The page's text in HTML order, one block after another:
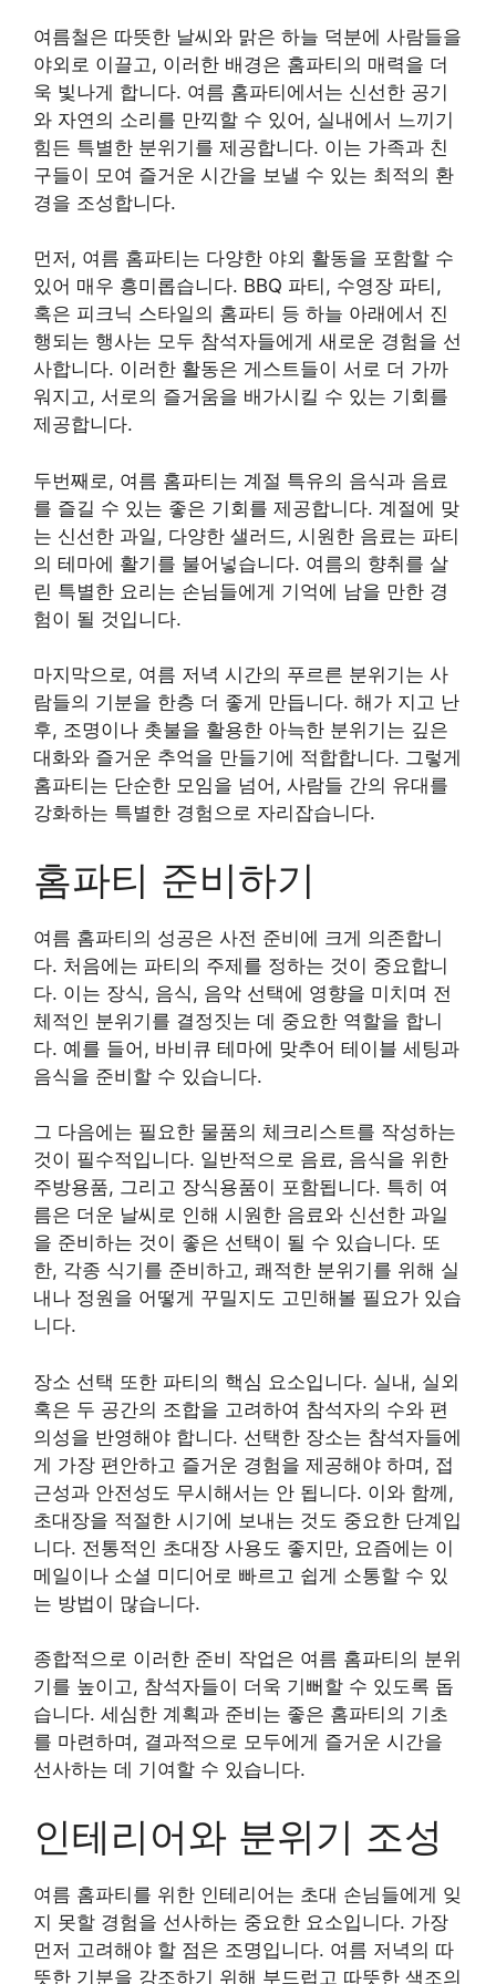
여름철은 따뜻한 날씨와 맑은 하늘 덕분에 사람들을
야외로 이끌고, 이러한 배경은 홈파티의 매력을 더
욱 빛나게 합니다. 여름 홈파티에서는 신선한 공기
와 자연의 소리를 만끽할 수 있어, 실내에서 느끼기
힘든 특별한 분위기를 제공합니다. 이는 가족과 친
구들이 모여 즐거운 시간을 보낼 수 있는 최적의 환
경을 조성합니다.
먼저, 여름 홈파티는 다양한 야외 활동을 포함할 수
있어 매우 흥미롭습니다. BBQ 파티, 수영장 파티,
혹은 피크닉 스타일의 홈파티 등 하늘 아래에서 진
행되는 행사는 모두 참석자들에게 새로운 경험을 선
사합니다. 이러한 활동은 게스트들이 서로 더 가까
워지고, 서로의 즐거움을 배가시킬 수 있는 기회를
제공합니다.
두번째로, 여름 홈파티는 계절 특유의 음식과 음료
를 즐길 수 있는 좋은 기회를 제공합니다. 계절에 맞
는 신선한 과일, 다양한 샐러드, 시원한 음료는 파티
의 테마에 활기를 불어넣습니다. 여름의 향취를 살
린 특별한 요리는 손님들에게 기억에 남을 만한 경
험이 될 것입니다.
마지막으로, 여름 저녁 시간의 푸르른 분위기는 사
람들의 기분을 한층 더 좋게 만듭니다. 해가 지고 난
후, 조명이나 촛불을 활용한 아늑한 분위기는 깊은
대화와 즐거운 추억을 만들기에 적합합니다. 그렇게
홈파티는 단순한 모임을 넘어, 사람들 간의 유대를
강화하는 특별한 경험으로 자리잡습니다.
홈파티 준비하기
여름 홈파티의 성공은 사전 준비에 크게 의존합니
다. 처음에는 파티의 주제를 정하는 것이 중요합니
다. 이는 장식, 음식, 음악 선택에 영향을 미치며 전
체적인 분위기를 결정짓는 데 중요한 역할을 합니
다. 예를 들어, 바비큐 테마에 맞추어 테이블 세팅과
음식을 준비할 수 있습니다.
그 다음에는 필요한 물품의 체크리스트를 작성하는
것이 필수적입니다. 일반적으로 음료, 음식을 위한
주방용품, 그리고 장식용품이 포함됩니다. 특히 여
름은 더운 날씨로 인해 시원한 음료와 신선한 과일
을 준비하는 것이 좋은 선택이 될 수 있습니다. 또
한, 각종 식기를 준비하고, 쾌적한 분위기를 위해 실
내나 정원을 어떻게 꾸밀지도 고민해볼 필요가 있습
니다.
장소 선택 또한 파티의 핵심 요소입니다. 실내, 실외
혹은 두 공간의 조합을 고려하여 참석자의 수와 편
의성을 반영해야 합니다. 선택한 장소는 참석자들에
게 가장 편안하고 즐거운 경험을 제공해야 하며, 접
근성과 안전성도 무시해서는 안 됩니다. 이와 함께,
초대장을 적절한 시기에 보내는 것도 중요한 단계입
니다. 전통적인 초대장 사용도 좋지만, 요즘에는 이
메일이나 소셜 미디어로 빠르고 쉽게 소통할 수 있
는 방법이 많습니다.
종합적으로 이러한 준비 작업은 여름 홈파티의 분위
기를 높이고, 참석자들이 더욱 기뻐할 수 있도록 돕
습니다. 세심한 계획과 준비는 좋은 홈파티의 기초
를 마련하며, 결과적으로 모두에게 즐거운 시간을
선사하는 데 기여할 수 있습니다.
인테리어와 분위기 조성
여름 홈파티를 위한 인테리어는 초대 손님들에게 잊
지 못할 경험을 선사하는 중요한 요소입니다. 가장
먼저 고려해야 할 점은 조명입니다. 여름 저녁의 따
뜻한 기분을 강조하기 위해 부드럽고 따뜻한 색조의